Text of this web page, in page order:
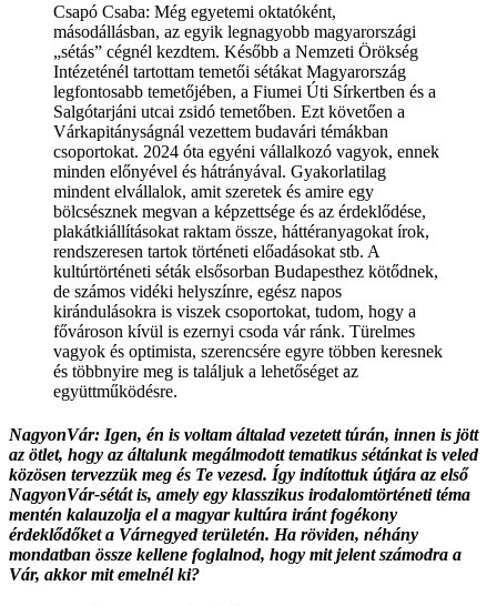
Csapó Csaba: Még egyetemi oktatóként,
másodállásban, az egyik legnagyobb magyarországi
„sétás” cégnél kezdtem. Később a Nemzeti Örökség
Intézeténél tartottam temetői sétákat Magyarország
legfontosabb temetőjében, a Fiumei Úti Sírkertben és a
Salgótarjáni utcai zsidó temetőben. Ezt követően a
Várkapitányságnál vezettem budavári témákban
csoportokat. 2024 óta egyéni vállalkozó vagyok, ennek
minden előnyével és hátrányával. Gyakorlatilag
mindent elvállalok, amit szeretek és amire egy
bölcsésznek megvan a képzettsége és az érdeklődése,
plakátkiállításokat raktam össze, háttéranyagokat írok,
rendszeresen tartok történeti előadásokat stb. A
kultúrtörténeti séták elsősorban Budapesthez kötődnek,
de számos vidéki helyszínre, egész napos
kirándulásokra is viszek csoportokat, tudom, hogy a
fővároson kívül is ezernyi csoda vár ránk. Türelmes
vagyok és optimista, szerencsére egyre többen keresnek
és többnyire meg is találjuk a lehetőséget az
együttműködésre.
NagyonVár: Igen, én is voltam általad vezetett túrán, innen is jött
az ötlet, hogy az általunk megálmodott tematikus sétánkat is veled
közösen tervezzük meg és Te vezesd. Így indítottuk útjára az első
NagyonVár-sétát is, amely egy klasszikus irodalomtörténeti téma
mentén kalauzolja el a magyar kultúra iránt fogékony
érdeklődőket a Várnegyed területén. Ha röviden, néhány
mondatban össze kellene foglalnod, hogy mit jelent számodra a
Vár, akkor mit emelnél ki?